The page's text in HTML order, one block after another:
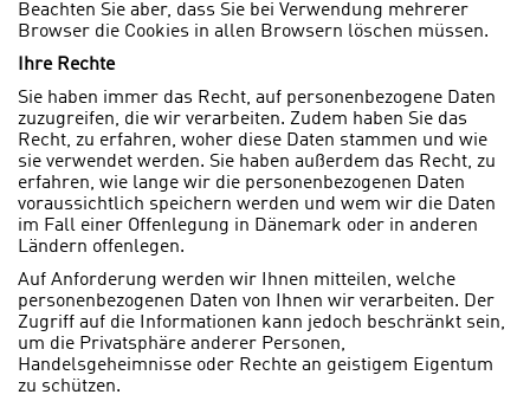
Beachten Sie aber, dass Sie bei Verwendung mehrerer
Browser die Cookies in allen Browsern löschen müssen.
Ihre Rechte
Sie haben immer das Recht, auf personenbezogene Daten
zuzugreifen, die wir verarbeiten. Zudem haben Sie das
Recht, zu erfahren, woher diese Daten stammen und wie
sie verwendet werden. Sie haben außerdem das Recht, zu
erfahren, wie lange wir die personenbezogenen Daten
voraussichtlich speichern werden und wem wir die Daten
im Fall einer Offenlegung in Dänemark oder in anderen
Ländern offenlegen.
Auf Anforderung werden wir Ihnen mitteilen, welche
personenbezogenen Daten von Ihnen wir verarbeiten. Der
Zugriff auf die Informationen kann jedoch beschränkt sein,
um die Privatsphäre anderer Personen,
Handelsgeheimnisse oder Rechte an geistigem Eigentum
zu schützen.